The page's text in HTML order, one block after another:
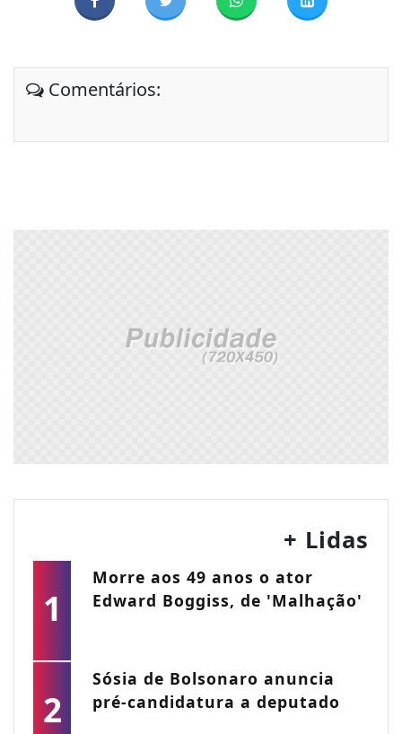
Comentários:
+ Lidas
1
Morre aos 49 anos o ator
Edward Boggiss, de 'Malhação'
2
Sósia de Bolsonaro anuncia
pré-candidatura a deputado